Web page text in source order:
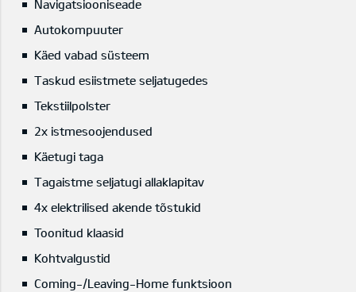
Navigatsiooniseade
Autokompuuter
Käed vabad süsteem
Taskud esiistmete seljatugedes
Tekstiilpolster
2x istmesoojendused
Käetugi taga
Tagaistme seljatugi allaklapitav
4x elektrilised akende tõstukid
Toonitud klaasid
Kohtvalgustid
Coming-/Leaving-Home funktsioon